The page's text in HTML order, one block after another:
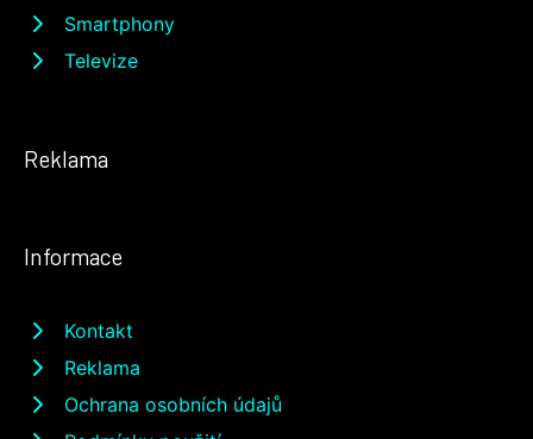
Smartphony
Televize
Reklama
Informace
Kontakt
Reklama
Ochrana osobních údajů